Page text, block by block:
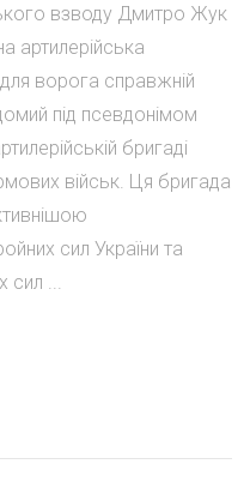
взводу Дмитро Жук
артилерійська
ворога справжній
під псевдонімом
бригаді
військ. Ця бригада
сил України та
сил ...